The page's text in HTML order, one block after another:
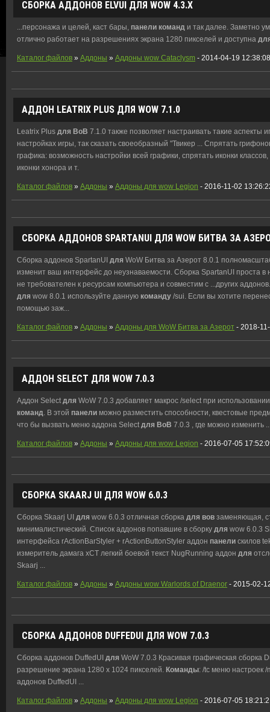
СБОРКА АДДОНОВ ELVUI ДЛЯ WOW 4.3.X
...персонажа и целей, каст бары, панели команд и так далее. Заметно
отлично работает на разрешениях экрана 1280 пикселей и доступна
Каталог файлов » Аддоны » Аддоны wow Cataclysm - 2014-04-19 12:38:08
АДДОН LEATRIX PLUS ДЛЯ WOW 7.1.0
Leatrix Plus для ВоВ 7.1.0 также позволяет настраивать такие аспекты
настройках игры, так сказать своеобразный "Твикер ... Спрятать
графика: возможность настройки всей графики, спрятать иконки
иконки хонора и т.
Каталог файлов » Аддоны » Аддоны для wow Legion - 2016-11-02
СБОРКА АДДОНОВ SPARTANUI ДЛЯ WOW БИТВА ЗА
Сборка аддонов SpartanUI для WoW Битва за Азерот 8.0.1
изменит ваш интерфейс до неузнаваемости. Сборка SpartanUI проста в
не требователен к ресурсам компьютера и совместим с ...других
для wow 8.0.1 используйте данную команду /sui. Если вы хотите
помощью заж
Каталог файлов » Аддоны » Аддоны для WoW Битва за Азерот - 2018-
АДДОН SELECT ДЛЯ WOW 7.0.3
Аддон Select для WoW 7.0.3 добавляет макрос /select при
команд . В этой панели можно разместить способности, квестовые
что бы вызвать меню аддона Select для ВоВ 7.0.3 , где можно изменить
Каталог файлов » Аддоны » Аддоны для wow Legion - 2016-07-05
СБОРКА SKAARJ UI ДЛЯ WOW 6.0.3
Сборка Skaarj UI для wow 6.0.3 отличная сборка для вов заменяющая,
минималистический. Список аддонов попавшие в сборку для wow 6.0.3
интерфейса rActionBarStyler + rActionButtonStyler аддон панели скилов
измеритель дамага xCT легкий боевой текст NugRunning аддон для
Skaarj ...
Каталог файлов » Аддоны » Аддоны wow Warlords of Draenor - 2015-02-
СБОРКА АДДОНОВ DUFFEDUI ДЛЯ WOW 7.0.3
Сборка аддонов DuffedUI для WoW 7.0.3 Красивая графическая сборка
разрешение экрана 1280 х 1024 пикселей. Команды: /tc меню настроек /
аддонов DuffedUI ...
Каталог файлов » Аддоны » Аддоны для wow Legion - 2016-07-05